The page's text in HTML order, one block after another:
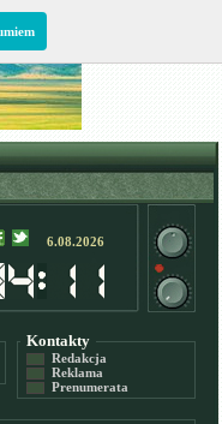
6.08.2026
Kontakty
Redakcja
Reklama
Prenumerata